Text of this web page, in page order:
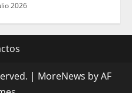
2026
| MoreNews by AF